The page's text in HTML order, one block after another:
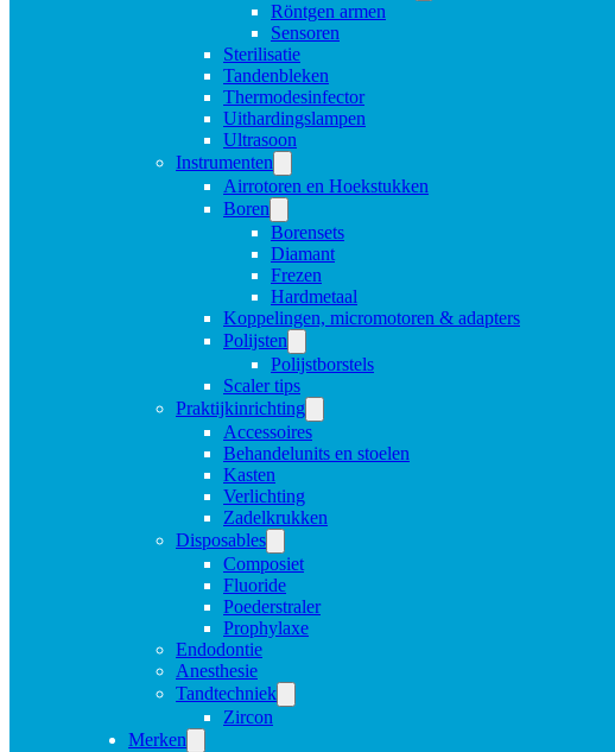
Röntgen armen
Sensoren
Sterilisatie
Tandenbleken
Thermodesinfector
Uithardingslampen
Ultrasoon
Instrumenten
Airrotoren en Hoekstukken
Boren
Borensets
Diamant
Frezen
Hardmetaal
Koppelingen, micromotoren & adapters
Polijsten
Polijstborstels
Scaler tips
Praktijkinrichting
Accessoires
Behandelunits en stoelen
Kasten
Verlichting
Zadelkrukken
Disposables
Composiet
Fluoride
Poederstraler
Prophylaxe
Endodontie
Anesthesie
Tandtechniek
Zircon
Merken